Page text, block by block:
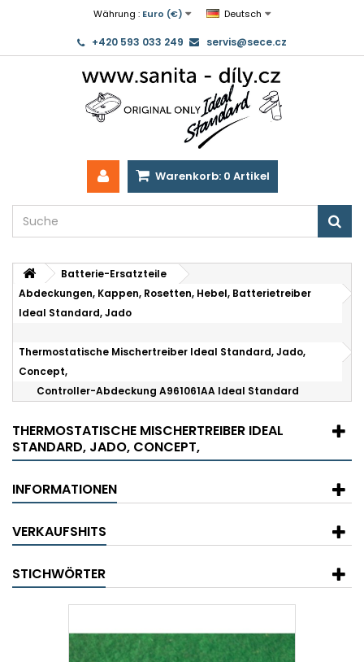
Währung : Euro (€) Deutsch
+420 593 033 249 servis@sece.cz
Warenkorb: 0 Artikel
Batterie-Ersatzteile
Abdeckungen, Kappen, Rosetten, Hebel, Batterietreiber
Ideal Standard, Jado
Thermostatische Mischertreiber Ideal Standard, Jado,
Concept,
Controller-Abdeckung A961061AA Ideal Standard
THERMOSTATISCHE MISCHERTREIBER IDEAL
STANDARD, JADO, CONCEPT,
INFORMATIONEN
VERKAUFSHITS
STICHWÖRTER